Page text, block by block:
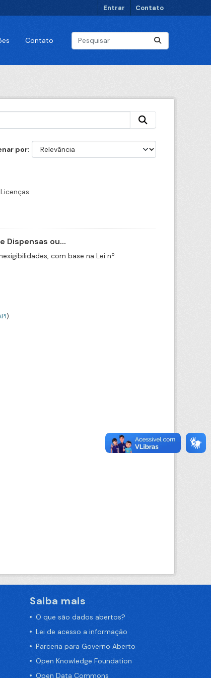
Entrar Contato
Contato
por
Licenças:
Dispensas ou...
com base na Lei nº
).
Saiba mais
O que são dados abertos?
Lei de acesso a informação
Parceria para Governo Aberto
Open Knowledge Foundation
Open Data Commons